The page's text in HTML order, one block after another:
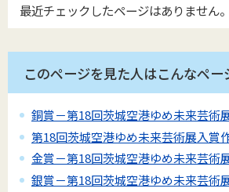
最近チェックしたページはありません。
このページを見た人はこんなペ
銅賞－第18回茨城空港ゆめ未来芸術
第18回茨城空港ゆめ未来芸術展入賞
金賞－第18回茨城空港ゆめ未来芸術
銀賞－第18回茨城空港ゆめ未来芸術